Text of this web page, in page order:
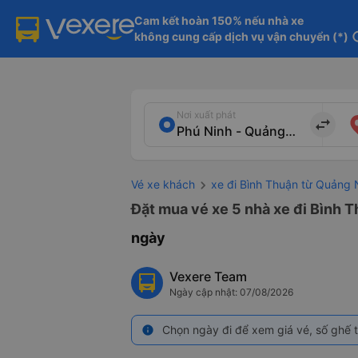
Cam kết hoàn 150% nếu nhà xe
không cung cấp dịch vụ vận chuyển (*)
Nơi xuất phát
import_export
Vé xe khách xe đi Bình Thuận từ Quảng
Đặt mua vé xe 5 nhà xe đi Bình
ngày
Vexere Team
Ngày cập nhật: 07/08/2026
info Chọn ngày đi để xem giá vé, số